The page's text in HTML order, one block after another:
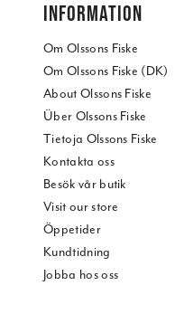
INFORMATION
Om Olssons Fiske
Om Olssons Fiske (DK)
About Olssons Fiske
Über Olssons Fiske
Tietoja Olssons Fiske
Kontakta oss
Besök vår butik
Visit our store
Öppetider
Kundtidning
Jobba hos oss